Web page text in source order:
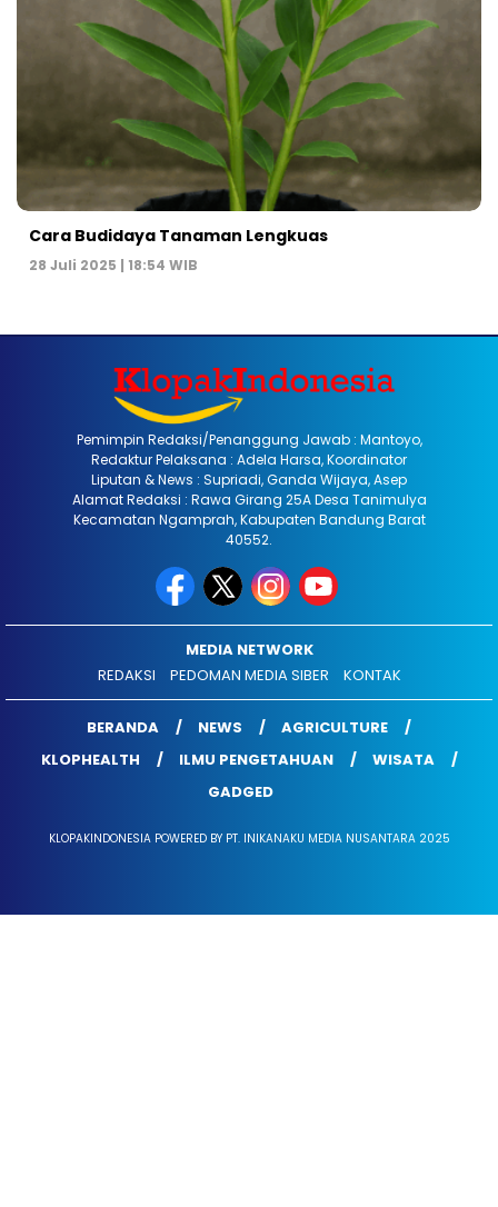
Cara Budidaya Tanaman Lengkuas
28 Juli 2025 | 18:54 WIB
Pemimpin Redaksi/Penanggung Jawab : Mantoyo,
Redaktur Pelaksana : Adela Harsa, Koordinator
Liputan & News : Supriadi, Ganda Wijaya, Asep
Alamat Redaksi : Rawa Girang 25A Desa Tanimulya
Kecamatan Ngamprah, Kabupaten Bandung Barat
40552.
MEDIA NETWORK
REDAKSI
PEDOMAN MEDIA SIBER KONTAK
BERANDA NEWS
AGRICULTURE
KLOPHEALTH
ILMU PENGETAHUAN
WISATA
GADGED
KLOPAKINDONESIA POWERED BY PT. INIKANAKU MEDIA NUSANTARA 2025